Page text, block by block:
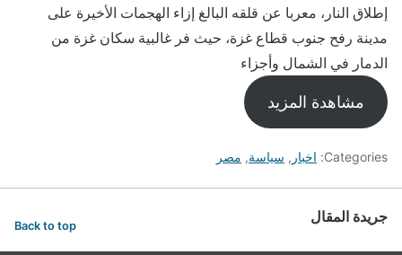
إطلاق النار، معربا عن قلقه البالغ إزاء الهجمات الأخيرة على
مدينة رفح جنوب قطاع غزة، حيث فر غالبية سكان غزة من
الدمار في الشمال وأجزاء
مشاهدة المزيد
Categories: اخبار , سياسة, مصر
جريدة المقال Back to top